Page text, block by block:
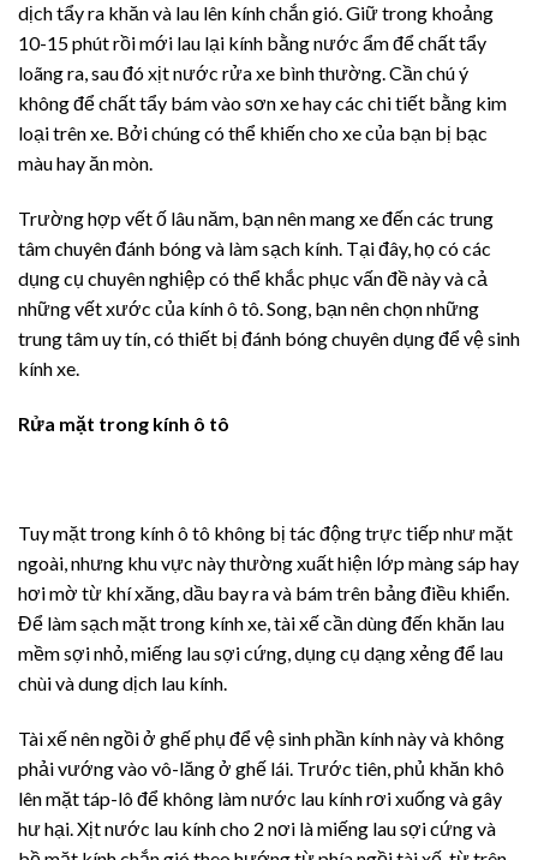
dịch tẩy ra khăn và lau lên kính chắn gió. Giữ trong khoảng
10-15 phút rồi mới lau lại kính bằng nước ẩm để chất tẩy
loãng ra, sau đó xịt nước rửa xe bình thường. Cần chú ý
không để chất tẩy bám vào sơn xe hay các chi tiết bằng kim
loại trên xe. Bởi chúng có thể khiến cho xe của bạn bị bạc
màu hay ăn mòn.
Trường hợp vết ố lâu năm, bạn nên mang xe đến các trung
tâm chuyên đánh bóng và làm sạch kính. Tại đây, họ có các
dụng cụ chuyên nghiệp có thể khắc phục vấn đề này và cả
những vết xước của kính ô tô. Song, bạn nên chọn những
trung tâm uy tín, có thiết bị đánh bóng chuyên dụng để vệ sinh
kính xe.
Rửa mặt trong kính ô tô
Tuy mặt trong kính ô tô không bị tác động trực tiếp như mặt
ngoài, nhưng khu vực này thường xuất hiện lớp màng sáp hay
hơi mờ từ khí xăng, dầu bay ra và bám trên bảng điều khiển.
Để làm sạch mặt trong kính xe, tài xế cần dùng đến khăn lau
mềm sợi nhỏ, miếng lau sợi cứng, dụng cụ dạng xẻng để lau
chùi và dung dịch lau kính.
Tài xế nên ngồi ở ghế phụ để vệ sinh phần kính này và không
phải vướng vào vô-lăng ở ghế lái. Trước tiên, phủ khăn khô
lên mặt táp-lô để không làm nước lau kính rơi xuống và gây
hư hại. Xịt nước lau kính cho 2 nơi là miếng lau sợi cứng và